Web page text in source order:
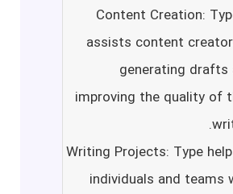
1. Content Creation:
assists content
generating drafts
improving the quality of
2. Writing Projects: Type
individuals and teams